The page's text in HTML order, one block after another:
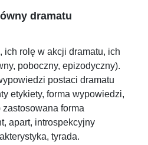
dramatu
ich rolę w akcji dramatu, ich
poboczny, epizodyczny).
postaci dramatu
etykiety, forma wypowiedzi,
forma
apart, introspekcyjny
tyrada.